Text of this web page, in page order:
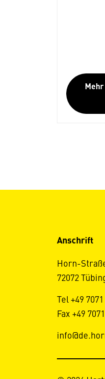
Anschrift
Horn-
72072
Tel +49
Fax +49